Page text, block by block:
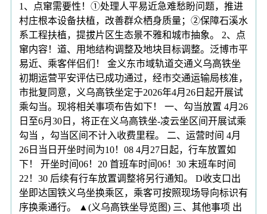
1、点窜需要性！①处理人平易近急难愁盼问题，推进
村庄根本设备扶植，改善群众栖身质量；②保障石溪水
系工程扶植，提拔片区生态景不雅和城市抽象。 2、点
窜内容！道、用地结构调整及地块目标调整。泛博市平
易近、乘客伴侣们！ 金义东市域轨道交通义乌高铁坐
初期运营平安评估已成功通过，经市交通运输局核准，
市批复同意，义乌高铁坐定于2026年4月26日起开展试
乘勾当。现将相关事项布告如下！ 一、勾当放置 4月26
日至6月30日，将正在义乌高铁坐-凌云坐区间开展试乘
勾当 ，勾当区间不计入收费里程。 二、运营时间 4月
26日当日开坐时间为10！08 4月27日起，行车放置如
下！ 开坐时间06！20 首班车时间06！30 末班车时间
22！30 后续有行车放置调整将另行通知。 D收支口出
坐即达国铁义乌坐换乘区，乘客可按照现场导向标识有
序换乘通行。 ▲(义乌高铁坐导览图) 三、其他事项 出